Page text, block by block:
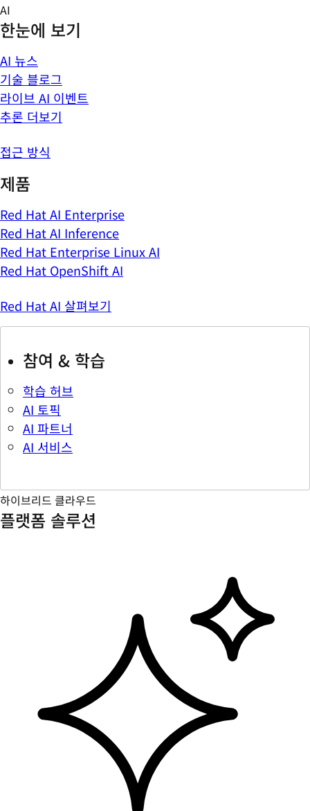
Skip
to
content
AI
한눈에 보기
AI 뉴스
기술 블로그
라이브 AI 이벤트
추론 더보기
접근 방식
제품
Red Hat AI Enterprise
Red Hat AI Inference
Red Hat Enterprise Linux AI
Red Hat OpenShift AI
Red Hat AI 살펴보기
참여 & 학습
학습 허브
AI 토픽
AI 파트너
AI 서비스
하이브리드 클라우드
플랫폼 솔루션